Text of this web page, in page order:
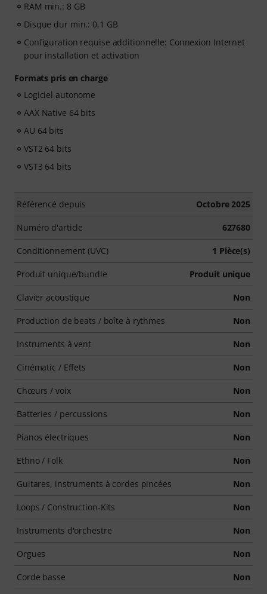
RAM min.: 8 GB
Disque dur min.: 0,1 GB
Configuration requise additionnelle: Connexion Internet
pour installation et activation
Formats pris en charge
Logiciel autonome
AAX Native 64 bits
AU 64 bits
VST2 64 bits
VST3 64 bits
Référencé depuis Octobre 2025
Numéro d'article 627680
Conditionnement (UVC) 1 Pièce(s)
Produit unique/bundle Produit unique
Clavier acoustique Non
Production de beats / boîte à rythmes Non
Instruments à vent Non
Cinématic / Effets Non
Chœurs / voix Non
Batteries / percussions Non
Pianos électriques Non
Ethno / Folk Non
Guitares, instruments à cordes pincées Non
Loops / Construction-Kits Non
Instruments d'orchestre Non
Orgues Non
Corde basse Non